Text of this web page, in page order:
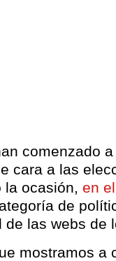
comenzado
cara a las
la ocasión, en
de
de las webs de
mostramos a